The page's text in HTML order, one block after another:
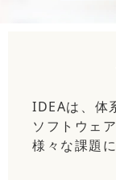
IDEAは、体
ソフトウェ
様々な課題